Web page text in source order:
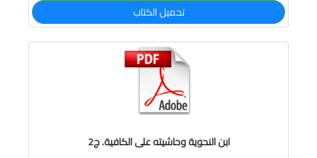
تحميل الكتاب
ابن النحوية وحاشيته على الكافية. ج2